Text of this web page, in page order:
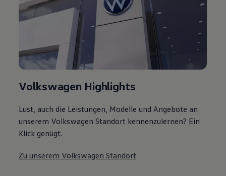
Volkswagen Highlights
Lust, auch die Leistungen, Modelle und Angebote an
unserem Volkswagen Standort kennenzulernen? Ein
Klick genügt.
Zu unserem Volkswagen Standort